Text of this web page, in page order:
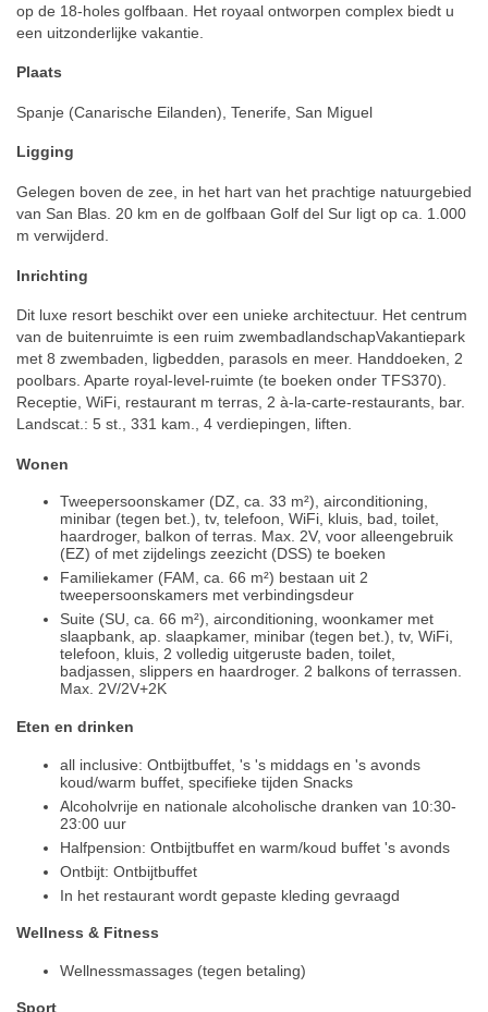
op de 18-holes golfbaan. Het royaal ontworpen complex biedt u
een uitzonderlijke vakantie.
Plaats
Spanje (Canarische Eilanden), Tenerife, San Miguel
Ligging
Gelegen boven de zee, in het hart van het prachtige natuurgebied
van San Blas. 20 km en de golfbaan Golf del Sur ligt op ca. 1.000
m verwijderd.
Inrichting
Dit luxe resort beschikt over een unieke architectuur. Het centrum
van de buitenruimte is een ruim zwembadlandschapVakantiepark
met 8 zwembaden, ligbedden, parasols en meer. Handdoeken, 2
poolbars. Aparte royal-level-ruimte (te boeken onder TFS370).
Receptie, WiFi, restaurant m terras, 2 à-la-carte-restaurants, bar.
Landscat.: 5 st., 331 kam., 4 verdiepingen, liften.
Wonen
Tweepersoonskamer (DZ, ca. 33 m²), airconditioning,
minibar (tegen bet.), tv, telefoon, WiFi, kluis, bad, toilet,
haardroger, balkon of terras. Max. 2V, voor alleengebruik
(EZ) of met zijdelings zeezicht (DSS) te boeken
Familiekamer (FAM, ca. 66 m²) bestaan uit 2
tweepersoonskamers met verbindingsdeur
Suite (SU, ca. 66 m²), airconditioning, woonkamer met
slaapbank, ap. slaapkamer, minibar (tegen bet.), tv, WiFi,
telefoon, kluis, 2 volledig uitgeruste baden, toilet,
badjassen, slippers en haardroger. 2 balkons of terrassen.
Max. 2V/2V+2K
Eten en drinken
all inclusive: Ontbijtbuffet, 's 's middags en 's avonds
koud/warm buffet, specifieke tijden Snacks
Alcoholvrije en nationale alcoholische dranken van 10:30-
23:00 uur
Halfpension: Ontbijtbuffet en warm/koud buffet 's avonds
Ontbijt: Ontbijtbuffet
In het restaurant wordt gepaste kleding gevraagd
Wellness & Fitness
Wellnessmassages (tegen betaling)
Sport